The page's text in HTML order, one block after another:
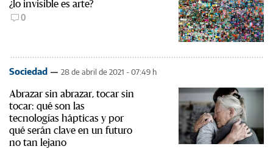
¿lo invisible es arte?
0
Sociedad 28 de abril de 2021 - 07:49 h
Abrazar sin abrazar, tocar sin
tocar: qué son las
tecnologías hápticas y por
qué serán clave en un futuro
no tan lejano